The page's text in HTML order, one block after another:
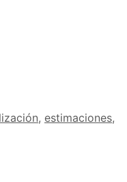
, estimaciones,